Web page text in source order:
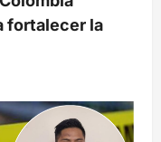
fortalecer la